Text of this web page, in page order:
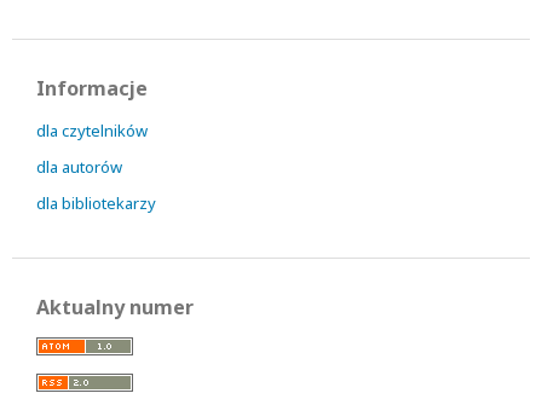
Informacje
dla czytelników
dla autorów
dla bibliotekarzy
Aktualny numer